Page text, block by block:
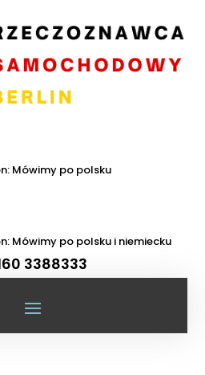
Mówimy po polsku
Mówimy po polsku i niemiecku
3388333